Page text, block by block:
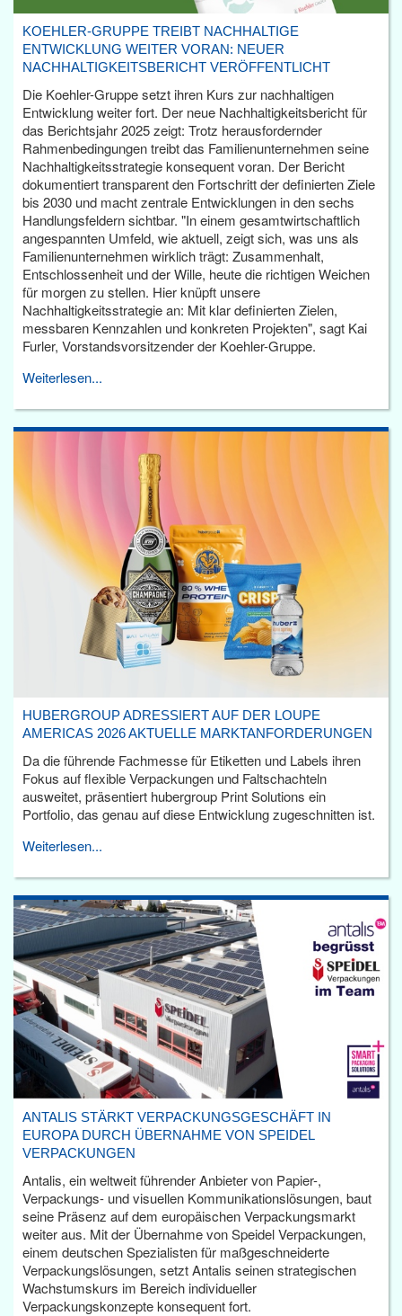
KOEHLER-GRUPPE TREIBT NACHHALTIGE
ENTWICKLUNG WEITER VORAN: NEUER
NACHHALTIGKEITSBERICHT VERÖFFENTLICHT
Die Koehler-Gruppe setzt ihren Kurs zur nachhaltigen
Entwicklung weiter fort. Der neue Nachhaltigkeitsbericht für
das Berichtsjahr 2025 zeigt: Trotz herausfordernder
Rahmenbedingungen treibt das Familienunternehmen seine
Nachhaltigkeitsstrategie konsequent voran. Der Bericht
dokumentiert transparent den Fortschritt der definierten Ziele
bis 2030 und macht zentrale Entwicklungen in den sechs
Handlungsfeldern sichtbar. "In einem gesamtwirtschaftlich
angespannten Umfeld, wie aktuell, zeigt sich, was uns als
Familienunternehmen wirklich trägt: Zusammenhalt,
Entschlossenheit und der Wille, heute die richtigen Weichen
für morgen zu stellen. Hier knüpft unsere
Nachhaltigkeitsstrategie an: Mit klar definierten Zielen,
messbaren Kennzahlen und konkreten Projekten", sagt Kai
Furler, Vorstandsvorsitzender der Koehler-Gruppe.
Weiterlesen...
HUBERGROUP ADRESSIERT AUF DER LOUPE
AMERICAS 2026 AKTUELLE MARKTANFORDERUNGEN
Da die führende Fachmesse für Etiketten und Labels ihren
Fokus auf flexible Verpackungen und Faltschachteln
ausweitet, präsentiert hubergroup Print Solutions ein
Portfolio, das genau auf diese Entwicklung zugeschnitten ist.
Weiterlesen...
ANTALIS STÄRKT VERPACKUNGSGESCHÄFT IN
EUROPA DURCH ÜBERNAHME VON SPEIDEL
VERPACKUNGEN
Antalis, ein weltweit führender Anbieter von Papier-,
Verpackungs- und visuellen Kommunikationslösungen, baut
seine Präsenz auf dem europäischen Verpackungsmarkt
weiter aus. Mit der Übernahme von Speidel Verpackungen,
einem deutschen Spezialisten für maßgeschneiderte
Verpackungslösungen, setzt Antalis seinen strategischen
Wachstumskurs im Bereich individueller
Verpackungskonzepte konsequent fort.